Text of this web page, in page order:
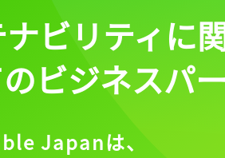
会員登録
ビリティに
ビジネスパ
Japanは、